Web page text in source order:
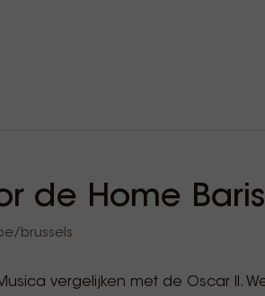
de Home
brussels
vergelijken met de Oscar II.